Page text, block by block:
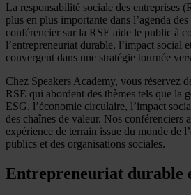
La responsabilité sociale des entreprises
plus en plus importante dans l’agenda
conférencier sur la RSE aide le public à
l’entrepreneuriat durable, l’impact social
convergent dans une stratégie tournée
Chez Speakers Academy, vous réservez
RSE qui abordent des thèmes tels que la
ESG, l’économie circulaire, l’impact
des chaînes de valeur. Nos conférenciers
expérience de terrain issue du monde de
publics et des organisations sociales.
Entrepreneuriat durable